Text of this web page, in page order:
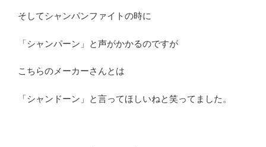
そしてシャンパンファイトの時に
「シャンパーン」と声がかかるのですが
こちらのメーカーさんとは
「シャンドーン」と言ってほしいねと笑ってました。